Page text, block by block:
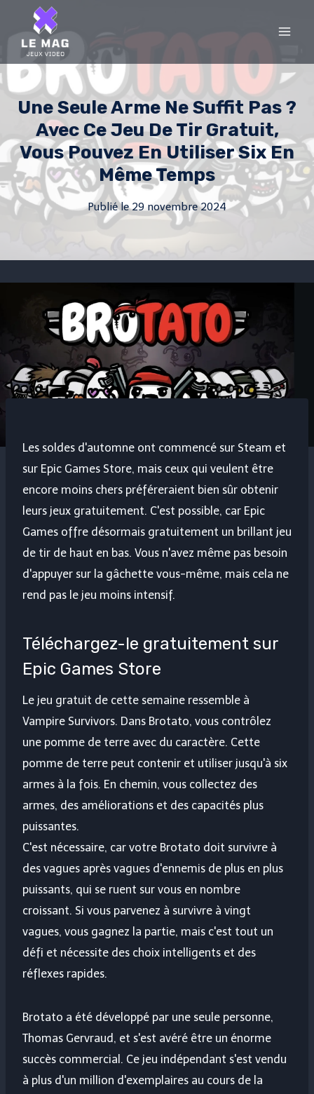
content
Une Seule Arme Ne Suffit Pas ?
Avec Ce Jeu De Tir Gratuit,
Vous Pouvez En Utiliser Six En
Même Temps
Publié le29 novembre 2024
Les soldes d'automne ont commencé sur Steam et
sur Epic Games Store, mais ceux qui veulent être
encore moins chers préféreraient bien sûr obtenir
leurs jeux gratuitement. C'est possible, car Epic
Games offre désormais gratuitement un brillant jeu
de tir de haut en bas. Vous n'avez même pas besoin
d'appuyer sur la gâchette vous-même, mais cela ne
rend pas le jeu moins intensif.
Téléchargez-le gratuitement sur
Epic Games Store
Le jeu gratuit de cette semaine ressemble à
Vampire Survivors. Dans Brotato, vous contrôlez
une pomme de terre avec du caractère. Cette
pomme de terre peut contenir et utiliser jusqu'à six
armes à la fois. En chemin, vous collectez des
armes, des améliorations et des capacités plus
puissantes.
C'est nécessaire, car votre Brotato doit survivre à
des vagues après vagues d'ennemis de plus en plus
puissants, qui se ruent sur vous en nombre
croissant. Si vous parvenez à survivre à vingt
vagues, vous gagnez la partie, mais c'est tout un
défi et nécessite des choix intelligents et des
réflexes rapides.
Brotato a été développé par une seule personne,
Thomas Gervraud, et s'est avéré être un énorme
succès commercial. Ce jeu indépendant s'est vendu
à plus d'un million d'exemplaires au cours de la